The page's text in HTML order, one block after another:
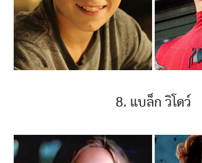
8. แบล็ก วิโดว์